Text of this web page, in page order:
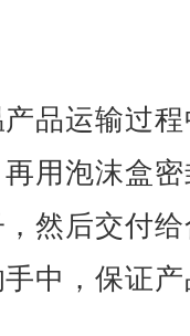
品运输过
用泡沫盒
然后交付
中，保证